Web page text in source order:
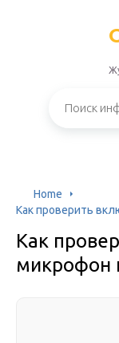
Home
Как проверить
Как
микрофон